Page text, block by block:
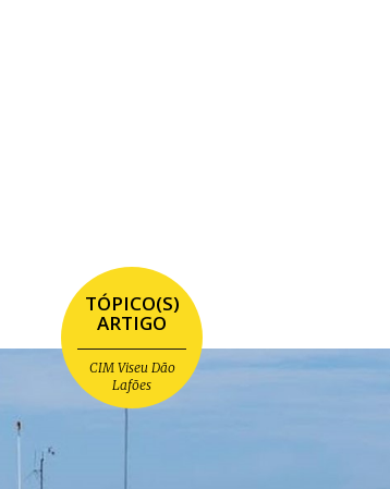
TÓPICO(S)
ARTIGO
CIM Viseu Dão
Lafões